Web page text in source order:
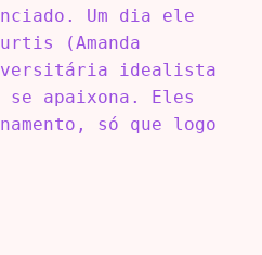
Um dia ele
(Amanda
idealista
se apaixona. Eles
só que logo